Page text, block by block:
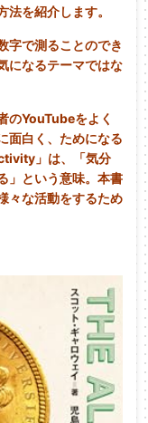
を紹介します。
字で測ることのでき
になるテーマではな
のYouTubeをよく
面白く、ためになる
」は、「気分
」という意味。本書
々な活動をするため